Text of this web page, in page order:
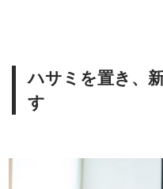
ハサミを置き、
す